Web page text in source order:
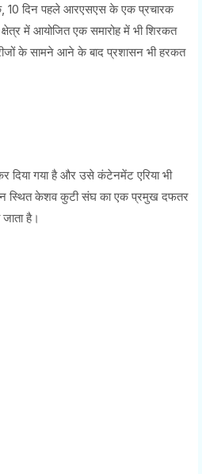
10 दिन पहले आरएसएस के एक प्रचारक
में आयोजित एक समारोह में भी शिरकत
के सामने आने के बाद प्रशासन भी हरकत
दिया गया है और उसे कंटेनमेंट एरिया भी
स्थित केशव कुटी संघ का एक प्रमुख दफतर
है।